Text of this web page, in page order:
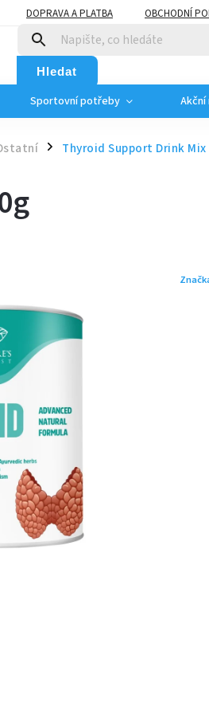
DOPRAVA A PLATBA OBCHODNÍ
Hledat
Sportovní potřeby
/ Thyroid Support Drink Mix